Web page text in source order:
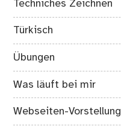
Techniches Zeichnen
Türkisch
Übungen
Was läuft bei mir
Webseiten-Vorstellung